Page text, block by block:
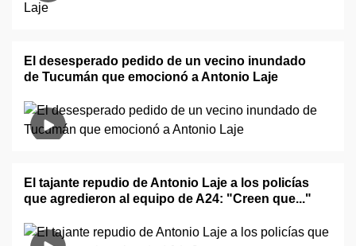
El desesperado pedido de un vecino inundado
de Tucumán que emocionó a Antonio Laje
El tajante repudio de Antonio Laje a los policías
que agredieron al equipo de A24: "Creen que..."